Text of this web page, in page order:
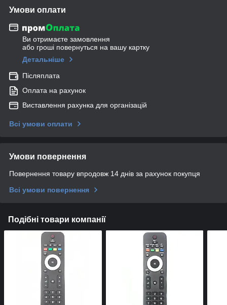
Умови оплати
Ви отримаєте замовлення
або гроші повернуться на вашу картку
Детальніше
Післяплата
Оплата на рахунок
Виставлення рахунка для організацій
Всі умови оплати
Умови повернення
Повернення товару впродовж 14 днів за рахунок покупця
Всі умови повернення
Подібні товари компанії